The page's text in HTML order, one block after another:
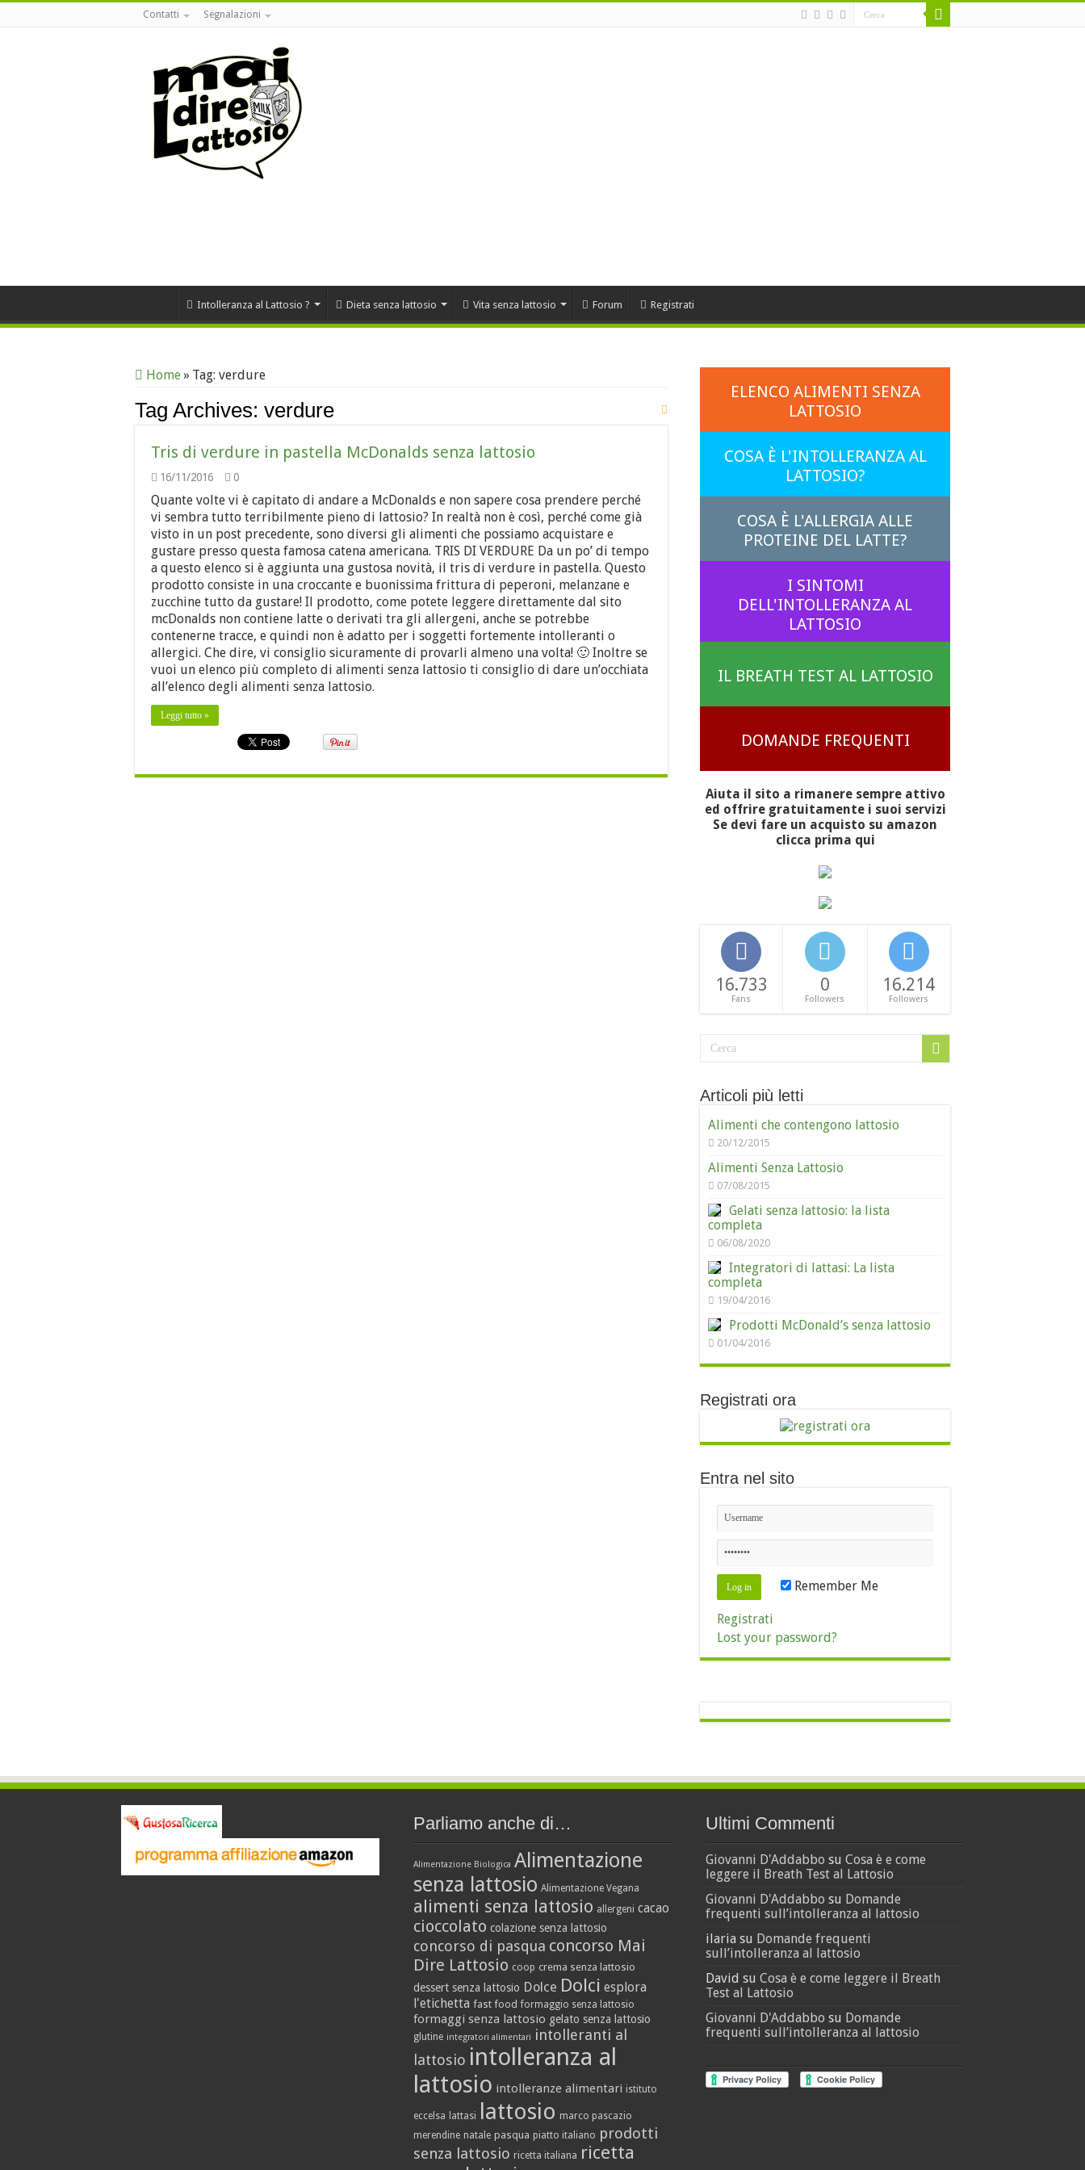
Contatti Segnalazioni
Intolleranza al Lattosio ? Dieta senza lattosio Vita senza lattosio Forum Registrati
Home» Tag: verdure
Tag Archives: verdure
Tris di verdure in pastella McDonalds senza lattosio
16/11/2016 0
Quante volte vi è capitato di andare a McDonalds e non sapere cosa prendere perché
vi sembra tutto terribilmente pieno di lattosio? In realtà non è così, perché come già
visto in un post precedente, sono diversi gli alimenti che possiamo acquistare e
gustare presso questa famosa catena americana. TRIS DI VERDURE Da un po’ di tempo
a questo elenco si è aggiunta una gustosa novità, il tris di verdure in pastella. Questo
prodotto consiste in una croccante e buonissima frittura di peperoni, melanzane e
zucchine tutto da gustare! Il prodotto, come potete leggere direttamente dal sito
mcDonalds non contiene latte o derivati tra gli allergeni, anche se potrebbe
contenerne tracce, e quindi non è adatto per i soggetti fortemente intolleranti o
allergici. Che dire, vi consiglio sicuramente di provarli almeno una volta! 🙂 Inoltre se
vuoi un elenco più completo di alimenti senza lattosio ti consiglio di dare un’occhiata
all’elenco degli alimenti senza lattosio.
Leggi tutto »
ELENCO ALIMENTI SENZA
LATTOSIO
COSA È L'INTOLLERANZA AL
LATTOSIO?
COSA È L'ALLERGIA ALLE
PROTEINE DEL LATTE?
I SINTOMI
DELL'INTOLLERANZA AL
LATTOSIO
IL BREATH TEST AL LATTOSIO
DOMANDE FREQUENTI
Aiuta il sito a rimanere sempre attivo
ed offrire gratuitamente i suoi servizi
Se devi fare un acquisto su amazon
clicca prima qui
16.733
Fans
0
Followers
16.214
Followers
Articoli più letti
Alimenti che contengono lattosio
20/12/2015
Alimenti Senza Lattosio
07/08/2015
Gelati senza lattosio: la lista
completa
06/08/2020
Integratori di lattasi: La lista
completa
19/04/2016
Prodotti McDonald’s senza lattosio
01/04/2016
Registrati ora
Entra nel sito
Remember Me
Registrati
Lost your password?
Parliamo anche di…
Alimentazione Biologica Alimentazione
senza lattosio Alimentazione Vegana
alimenti senza lattosio allergeni cacao
cioccolato colazione senza lattosio
concorso di pasqua concorso Mai
Dire Lattosio coop crema senza lattosio
dessert senza lattosio Dolce Dolci esplora
l'etichetta fast food formaggio senza lattosio
formaggi senza lattosio gelato senza lattosio
glutine integratori alimentari intolleranti al
lattosio intolleranza al
lattosio intolleranze alimentari istituto
eccelsa lattasi lattosio marco pascazio
merendine natale pasqua piatto italiano prodotti
senza lattosio ricetta italiana ricetta
Ultimi Commenti
Giovanni D'Addabbo su Cosa è e come
leggere il Breath Test al Lattosio
Giovanni D'Addabbo su Domande
frequenti sull’intolleranza al lattosio
ilaria su Domande frequenti
sull’intolleranza al lattosio
David su Cosa è e come leggere il Breath
Test al Lattosio
Giovanni D'Addabbo su Domande
frequenti sull’intolleranza al lattosio